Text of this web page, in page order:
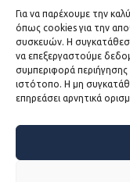
Για να παρέχουμε την
όπως cookies για την
συσκευών. Η συγκατάθεση
να επεξεργαστούμε
συμπεριφορά
ιστότοπο. Η μη
επηρεάσει αρνητικά